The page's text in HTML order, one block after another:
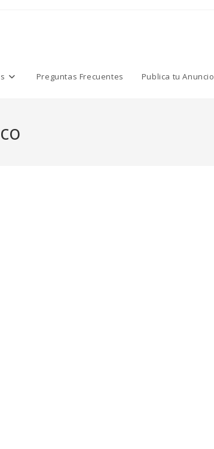
Preguntas Frecuentes Publica tu Anuncio